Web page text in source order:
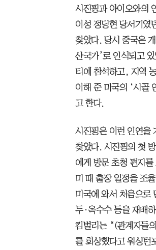
시진핑과 아이오와의
이성 정딩현 당서기였
찾았다. 당시 중국은
산국가’로 인식되고
티에 참석하고, 지역
이해 준 미국의 ‘시골
고 한다.
시진핑은 이런 인연을
찾았다. 시진핑의 첫
에게 방문 초청 편지
미 때 출장 일정을 조
미국에 와서 처음으로
두·옥수수 등을 재배
킴벌리는 “(관계자들
를 회상했다고 워싱턴